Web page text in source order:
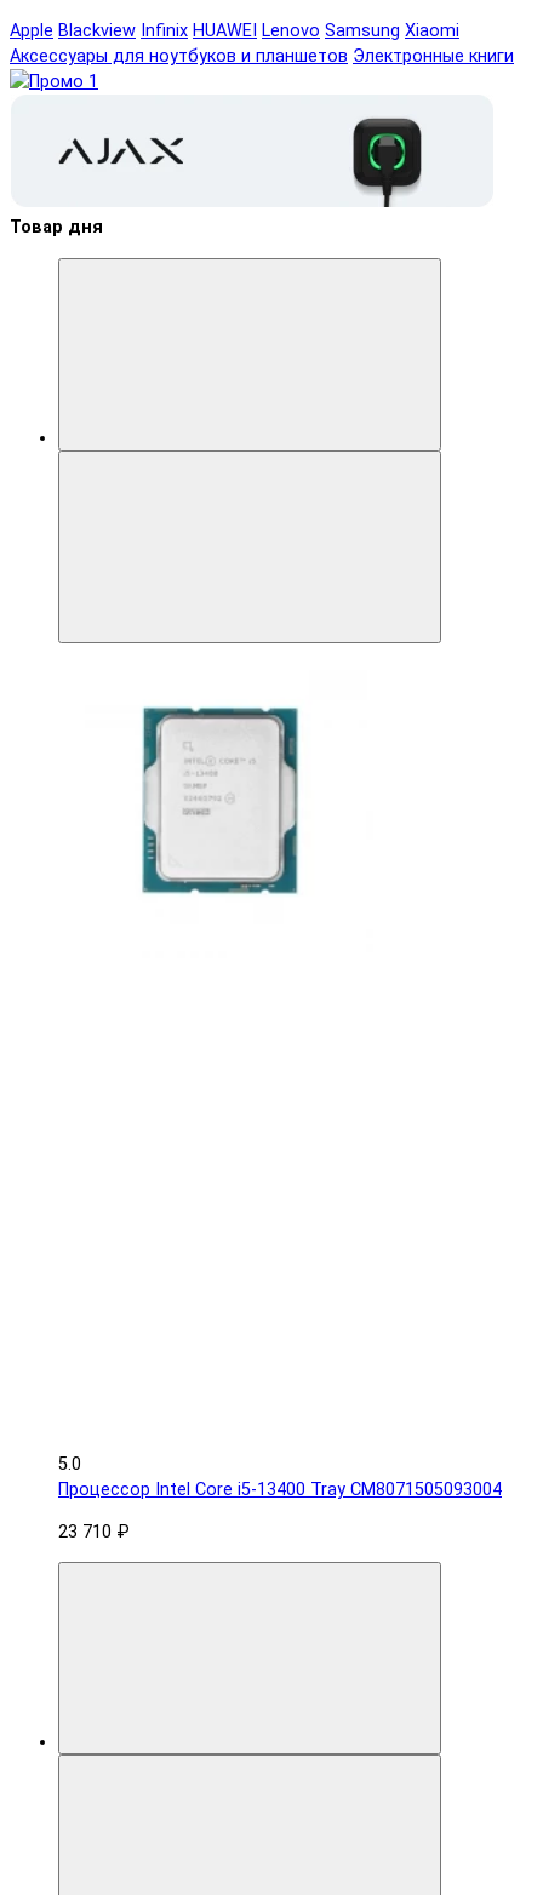
Apple Blackview Infinix HUAWEI Lenovo Samsung Xiaomi
Аксессуары для ноутбуков и планшетов Электронные книги
Товар дня
5.0
Процессор Intel Core i5-13400 Tray CM8071505093004
23 710 ₽